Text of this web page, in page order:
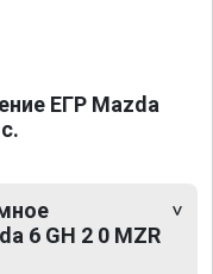
ЕГР Mazda
6 GH 2 0 MZR